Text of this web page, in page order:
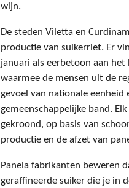
wijn.
De steden Viletta en
productie van suikerriet. Er
januari als eerbetoon aan
waarmee de mensen uit de
gevoel van nationale eenheid
gemeenschappelijke band.
gekroond, op basis van
productie en de afzet van
Panela fabrikanten beweren
geraffineerde suiker die je in